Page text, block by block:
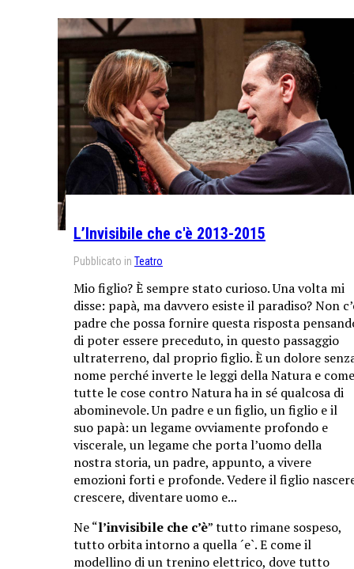
L’Invisibile che c'è 2013-2015
Pubblicato in Teatro
Mio figlio? È sempre stato curioso. Una volta mi
disse: papà, ma davvero esiste il paradiso? Non
padre che possa fornire questa risposta
di poter essere preceduto, in questo passaggio
ultraterreno, dal proprio figlio. È un dolore
nome perché inverte le leggi della Natura e come
tutte le cose contro Natura ha in sé qualcosa di
abominevole. Un padre e un figlio, un figlio e il
suo papà: un legame ovviamente profondo e
viscerale, un legame che porta l’uomo della
nostra storia, un padre, appunto, a vivere
emozioni forti e profonde. Vedere il figlio
crescere, diventare uomo e...
Ne “l’invisibile che c’è” tutto rimane sospeso,
tutto orbita intorno a quella ´e`. E come il
modellino di un trenino elettrico, dove tutto